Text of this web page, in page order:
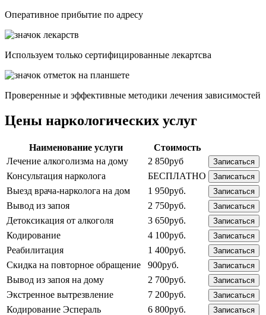
Опеpативное прибытие по адресу
Используем только сертифицированные лекартсва
Проверенные и эффективные методики лечения зависимостей
Цены наркологических услуг
Наименование услуги
Стоимость
Лечение алкоголизма на дому
2 850руб Записаться
Консультация нарколога БЕСПЛАТНО Записаться
Выезд врача-нарколога на дом 1 950руб. Записаться
Вывод из запоя 2 750руб. Записаться
Детоксикация от алкоголя 3 650руб. Записаться
Кодирование 4 100руб. Записаться
Реабилитация 1 400руб. Записаться
Скидка на повторное обращение 900руб. Записаться
Вывод из запоя на дому 2 700руб. Записаться
Экстренное вытрезвление 7 200руб. Записаться
Кодирование Эспераль 6 800руб. Записаться